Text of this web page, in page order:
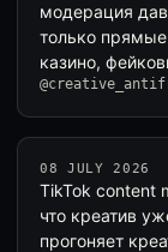
модерация
только
казино,
08 JULY 2026
TikTok content
что креатив
прогоняет